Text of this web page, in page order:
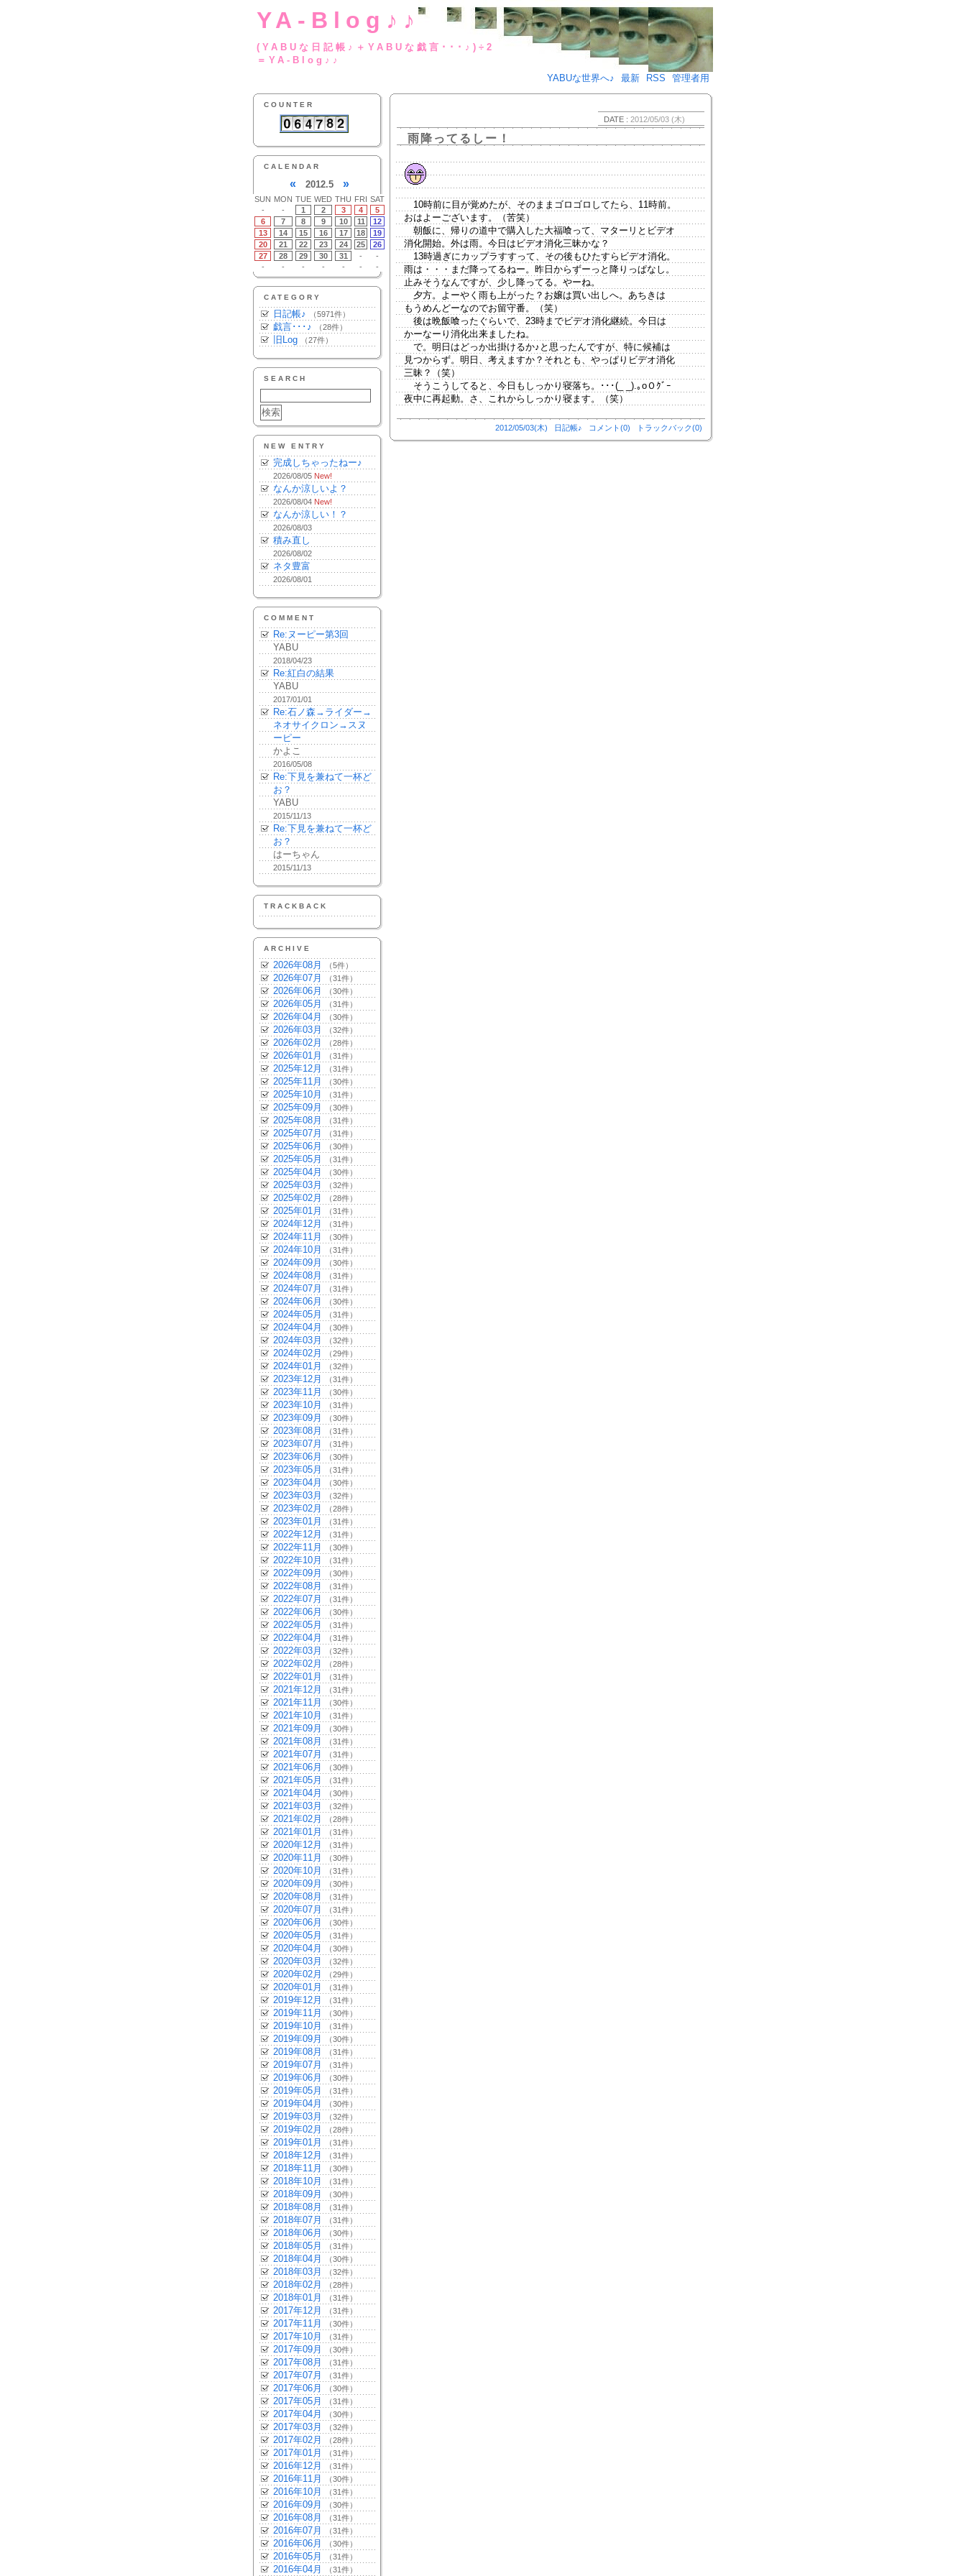
YA-Blog♪♪
(YABUな日記帳♪＋YABUな戯言･･･♪)÷2
＝YA-Blog♪♪
YABUな世界へ♪
最新 RSS 管理者用
COUNTER
CALENDAR
« 2012.5 »
SUN MON TUE WED THU FRI SAT
-
- 1 2 3 4
5
6
7 8 9 10 11
12
13
14 15 16 17 18
19
20
21 22 23 24 25
26
27
28 29 30 31 -
-
-
- - - - - -
CATEGORY
日記帳♪ （5971件）
戯言･･･♪ （28件）
旧Log （27件）
SEARCH
NEW ENTRY
完成しちゃったねー♪
2026/08/05 New!
なんか涼しいよ？
2026/08/04 New!
なんか涼しい！？
2026/08/03
積み直し
2026/08/02
ネタ豊富
2026/08/01
COMMENT
Re:ヌーピー第3回
YABU
2018/04/23
Re:紅白の結果
YABU
2017/01/01
Re:石ノ森→ライダー→
ネオサイクロン→スヌ
ーピー
かよこ
2016/05/08
Re:下見を兼ねて一杯ど
お？
YABU
2015/11/13
Re:下見を兼ねて一杯ど
お？
はーちゃん
2015/11/13
TRACKBACK
ARCHIVE
2026年08月 （5件）
2026年07月 （31件）
2026年06月 （30件）
2026年05月 （31件）
2026年04月 （30件）
2026年03月 （32件）
2026年02月 （28件）
2026年01月 （31件）
2025年12月 （31件）
2025年11月 （30件）
2025年10月 （31件）
2025年09月 （30件）
2025年08月 （31件）
2025年07月 （31件）
2025年06月 （30件）
2025年05月 （31件）
2025年04月 （30件）
2025年03月 （32件）
2025年02月 （28件）
2025年01月 （31件）
2024年12月 （31件）
2024年11月 （30件）
2024年10月 （31件）
2024年09月 （30件）
2024年08月 （31件）
2024年07月 （31件）
2024年06月 （30件）
2024年05月 （31件）
2024年04月 （30件）
2024年03月 （32件）
2024年02月 （29件）
2024年01月 （32件）
2023年12月 （31件）
2023年11月 （30件）
2023年10月 （31件）
2023年09月 （30件）
2023年08月 （31件）
2023年07月 （31件）
2023年06月 （30件）
2023年05月 （31件）
2023年04月 （30件）
2023年03月 （32件）
2023年02月 （28件）
2023年01月 （31件）
2022年12月 （31件）
2022年11月 （30件）
2022年10月 （31件）
2022年09月 （30件）
2022年08月 （31件）
2022年07月 （31件）
2022年06月 （30件）
2022年05月 （31件）
2022年04月 （31件）
2022年03月 （32件）
2022年02月 （28件）
2022年01月 （31件）
2021年12月 （31件）
2021年11月 （30件）
2021年10月 （31件）
2021年09月 （30件）
2021年08月 （31件）
2021年07月 （31件）
2021年06月 （30件）
2021年05月 （31件）
2021年04月 （30件）
2021年03月 （32件）
2021年02月 （28件）
2021年01月 （31件）
2020年12月 （31件）
2020年11月 （30件）
2020年10月 （31件）
2020年09月 （30件）
2020年08月 （31件）
2020年07月 （31件）
2020年06月 （30件）
2020年05月 （31件）
2020年04月 （30件）
2020年03月 （32件）
2020年02月 （29件）
2020年01月 （31件）
2019年12月 （31件）
2019年11月 （30件）
2019年10月 （31件）
2019年09月 （30件）
2019年08月 （31件）
2019年07月 （31件）
2019年06月 （30件）
2019年05月 （31件）
2019年04月 （30件）
2019年03月 （32件）
2019年02月 （28件）
2019年01月 （31件）
2018年12月 （31件）
2018年11月 （30件）
2018年10月 （31件）
2018年09月 （30件）
2018年08月 （31件）
2018年07月 （31件）
2018年06月 （30件）
2018年05月 （31件）
2018年04月 （30件）
2018年03月 （32件）
2018年02月 （28件）
2018年01月 （31件）
2017年12月 （31件）
2017年11月 （30件）
2017年10月 （31件）
2017年09月 （30件）
2017年08月 （31件）
2017年07月 （31件）
2017年06月 （30件）
2017年05月 （31件）
2017年04月 （30件）
2017年03月 （32件）
2017年02月 （28件）
2017年01月 （31件）
2016年12月 （31件）
2016年11月 （30件）
2016年10月 （31件）
2016年09月 （30件）
2016年08月 （31件）
2016年07月 （31件）
2016年06月 （30件）
2016年05月 （31件）
2016年04月 （31件）
DATE : 2012/05/03 (木)
雨降ってるしー！
10時前に目が覚めたが、そのままゴロゴロしてたら、11時前。
おはよーございます。（苦笑）
朝飯に、帰りの道中で購入した大福喰って、マターリとビデオ
消化開始。外は雨。今日はビデオ消化三昧かな？
13時過ぎにカップラすすって、その後もひたすらビデオ消化。
雨は・・・まだ降ってるねー。昨日からずーっと降りっぱなし。
止みそうなんですが、少し降ってる。やーね。
夕方。よーやく雨も上がった？お嬢は買い出しへ。あちきは
もうめんどーなのでお留守番。（笑）
後は晩飯喰ったぐらいで、23時までビデオ消化継続。今日は
かーなーり消化出来ましたね。
で。明日はどっか出掛けるか♪と思ったんですが、特に候補は
見つからず。明日、考えますか？それとも、やっぱりビデオ消化
三昧？（笑）
そうこうしてると、今日もしっかり寝落ち。･･･(_ _).｡oＯｸﾞｰ
夜中に再起動。さ、これからしっかり寝ます。（笑）
2012/05/03(木) 日記帳♪ コメント(0) トラックバック(0)